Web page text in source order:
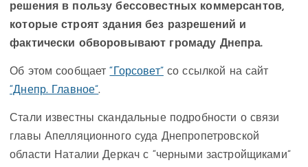
решения в пользу бессовестных коммерсантов,
которые строят здания без разрешений и
фактически обворовывают громаду Днепра.
Об этом сообщает“Горсовет” со ссылкой на сайт
“Днепр. Главное”.
Стали известны скандальные подробности о связи
главы Апелляционного суда Днепропетровской
области Наталии Деркач с “черными застройщиками”